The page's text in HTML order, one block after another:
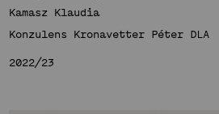
Kamasz Klaudia
Konzulens Kronavetter Péter DLA
2022/23